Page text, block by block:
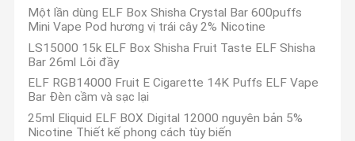
Một lần dùng ELF Box Shisha Crystal Bar 600puffs
Mini Vape Pod hương vị trái cây 2% Nicotine
LS15000 15k ELF Box Shisha Fruit Taste ELF Shisha
Bar 26ml Lôi đầy
ELF RGB14000 Fruit E Cigarette 14K Puffs ELF Vape
Bar Đèn cầm và sạc lại
25ml Eliquid ELF BOX Digital 12000 nguyên bản 5%
Nicotine Thiết kế phong cách tùy biến